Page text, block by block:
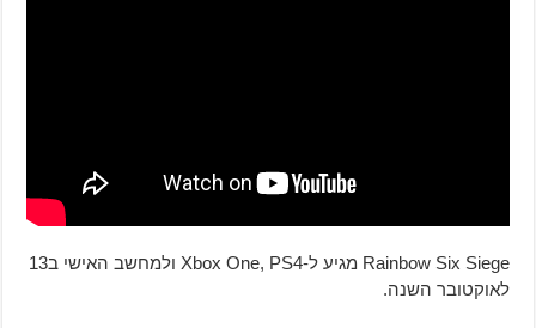
Rainbow Six Siege מגיע ל-Xbox One, PS4 ולמחשב האישי ב13
לאוקטובר השנה.